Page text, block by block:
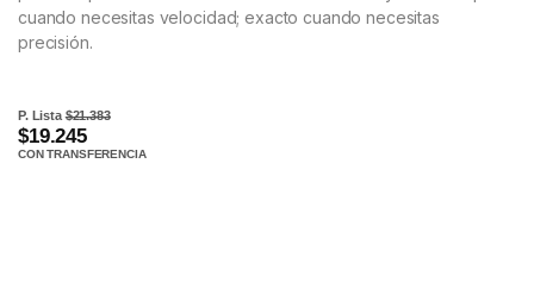
cuando necesitas velocidad; exacto cuando necesitas
precisión.
P. Lista$21.383
$19.245
CON TRANSFERENCIA